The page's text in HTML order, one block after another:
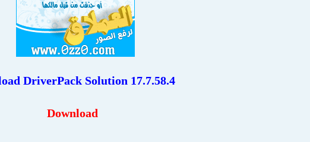
DriverPack Solution 17.7.58.4
Download